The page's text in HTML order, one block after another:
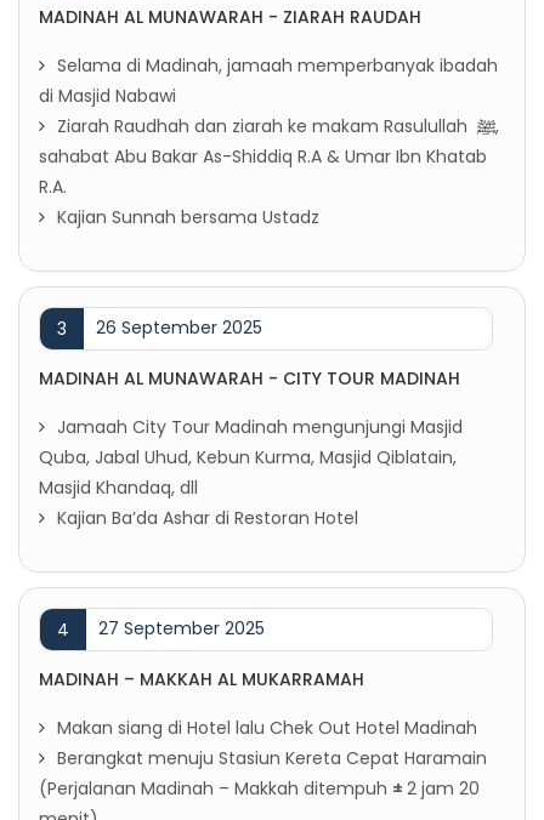
MADINAH AL MUNAWARAH - ZIARAH RAUDAH
Selama di Madinah, jamaah memperbanyak ibadah
di Masjid Nabawi
Ziarah Raudhah dan ziarah ke makam Rasulullah ﷺ,
sahabat Abu Bakar As-Shiddiq R.A & Umar Ibn Khatab
R.A.
Kajian Sunnah bersama Ustadz
3 26 September 2025
MADINAH AL MUNAWARAH - CITY TOUR MADINAH
Jamaah City Tour Madinah mengunjungi Masjid
Quba, Jabal Uhud, Kebun Kurma, Masjid Qiblatain,
Masjid Khandaq, dll
Kajian Ba’da Ashar di Restoran Hotel
4 27 September 2025
MADINAH – MAKKAH AL MUKARRAMAH
Makan siang di Hotel lalu Chek Out Hotel Madinah
Berangkat menuju Stasiun Kereta Cepat Haramain
(Perjalanan Madinah – Makkah ditempuh ± 2 jam 20